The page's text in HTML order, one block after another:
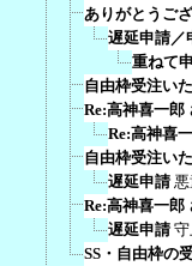
ありがとうご
遅延申請／
重ねて
自由枠受注い
Re:高神喜一郎
Re:高神喜
自由枠受注いた
遅延申請
Re:高神喜一郎
遅延申請
SS・自由枠の